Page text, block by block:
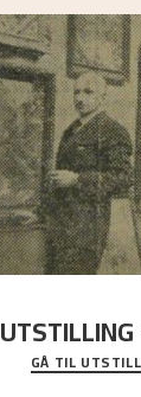
døydde i 1928,
og Simon
GÅ TIL